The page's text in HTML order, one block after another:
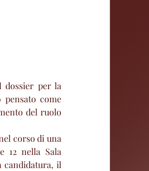
dossier per la
come
del ruolo
corso di una
12 nella Sala
candidatura, il